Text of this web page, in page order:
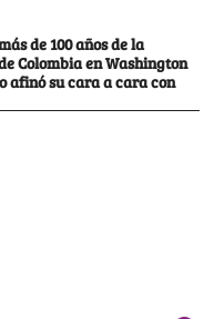
de 100 años de la
Colombia en Washington
afinó su cara a cara con